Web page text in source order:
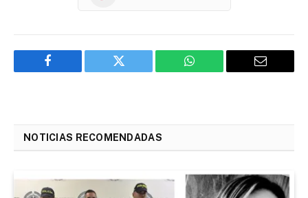
Facebook Twitter WhatsApp Email
NOTICIAS RECOMENDADAS